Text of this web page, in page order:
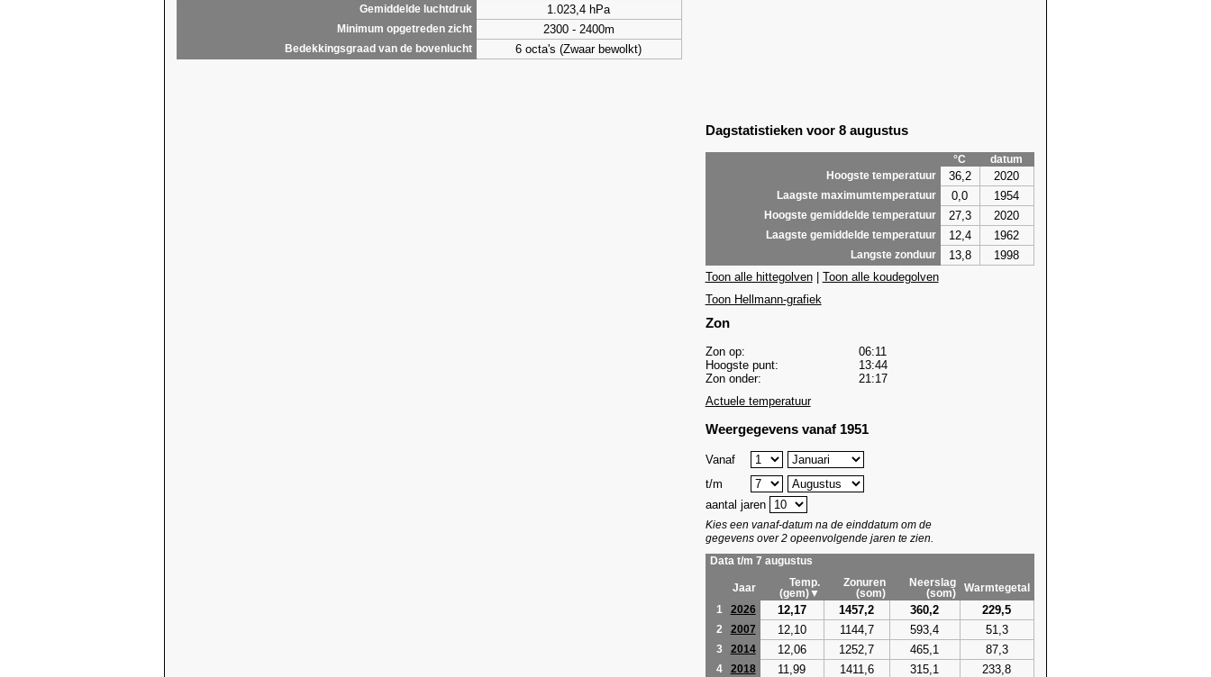
Gemiddelde luchtdruk
1.023,4 hPa
Minimum opgetreden zicht 2300 - 2400m
Bedekkingsgraad van de bovenlucht 6 octa's (Zwaar bewolkt)
Dagstatistieken voor 8 augustus
°C
datum
Hoogste temperatuur
36,2 2020
Laagste maximumtemperatuur 0,0 1954
Hoogste gemiddelde temperatuur 27,3 2020
Laagste gemiddelde temperatuur 12,4 1962
Langste zonduur 13,8
1998
Toon alle hittegolven| Toon alle koudegolven
Toon Hellmann-grafiek
Zon
Zon op:
06:11
Hoogste punt:
13:44
Zon onder:
21:17
Actuele temperatuur
Weergegevens vanaf 1951
Vanaf
t/m
aantal jaren
Kies een vanaf-datum na de einddatum om de
gegevens over 2 opeenvolgende jaren te zien.
Data t/m 7 augustus
Jaar
Temp.
(gem)▼
Zonuren
(som)
Neerslag
(som)
Warmtegetal
1
2026 12,17 1457,2 360,2 229,5
2 2007 12,10 1144,7 593,4 51,3
3 2014 12,06 1252,7 465,1 87,3
4 2018 11,99 1411,6 315,1 233,8